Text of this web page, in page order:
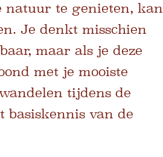
natuur te genieten, kan
Je denkt misschien
maar als je deze
met je mooiste
tijdens de
van de